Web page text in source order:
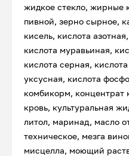
жидкое стекло, жирные
пивной, зерно сырное,
кисель, кислота
кислота муравьиная,
кислота серная,
уксусная, кислота
комбикорм, концентрат
кровь, культуральная
литол, маринад, масло
техническое, мезга
мисцелла, моющий